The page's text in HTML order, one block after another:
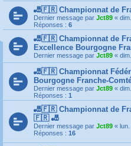
🎳🇫🇷 Championnat de
Dernier message par Jct89 «
Réponses : 6
🎳🇫🇷 Championnat de
Excellence Bourgogne
Dernier message par Jct89 «
🎳🇫🇷 Championnat
Bourgogne Franche-
Dernier message par Jct89 «
Réponses : 1
🎳🇫🇷 Championnat de
🇫🇷 🎳
Dernier message par Jct89 «
Réponses : 16